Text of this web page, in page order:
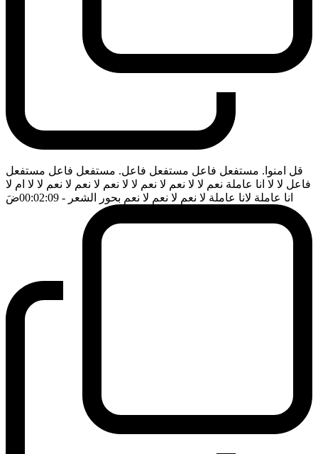
قل امنوا. مستفعل فاعل مستفعل فاعل. مستفعل فاعل مستفعل
فاعل لا لا انا عاملة نعم لا لا نعم لا نعم لا لا نعم لا نعم لا نعم لا لا ام لا
انا عاملة لانا عاملة لا نعم لا نعم لا نعم بحور الشعر - 00:02:09 ضَ